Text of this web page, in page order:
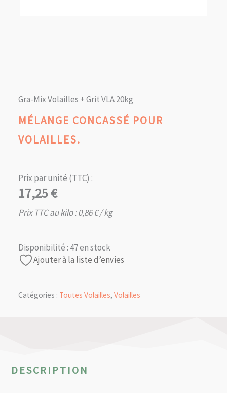
Gra-Mix Volailles + Grit VLA 20kg
MÉLANGE CONCASSÉ POUR
VOLAILLES.
Prix par unité (TTC) :
17,25€
Prix TTC au kilo :0,86€/ kg
Disponibilité : 47 en stock
Ajouter à la liste d’envies
Catégories : Toutes Volailles, Volailles
DESCRIPTION